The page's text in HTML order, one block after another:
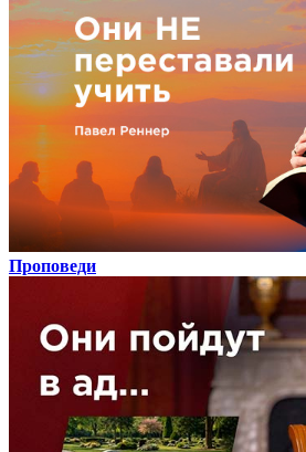
Проповеди